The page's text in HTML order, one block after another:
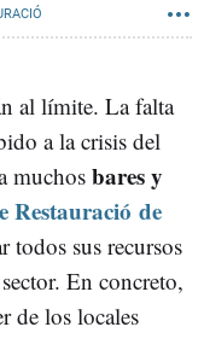
al límite. La falta
a la crisis del
muchos bares y
Restauració de
todos sus recursos
En concreto,
de los locales